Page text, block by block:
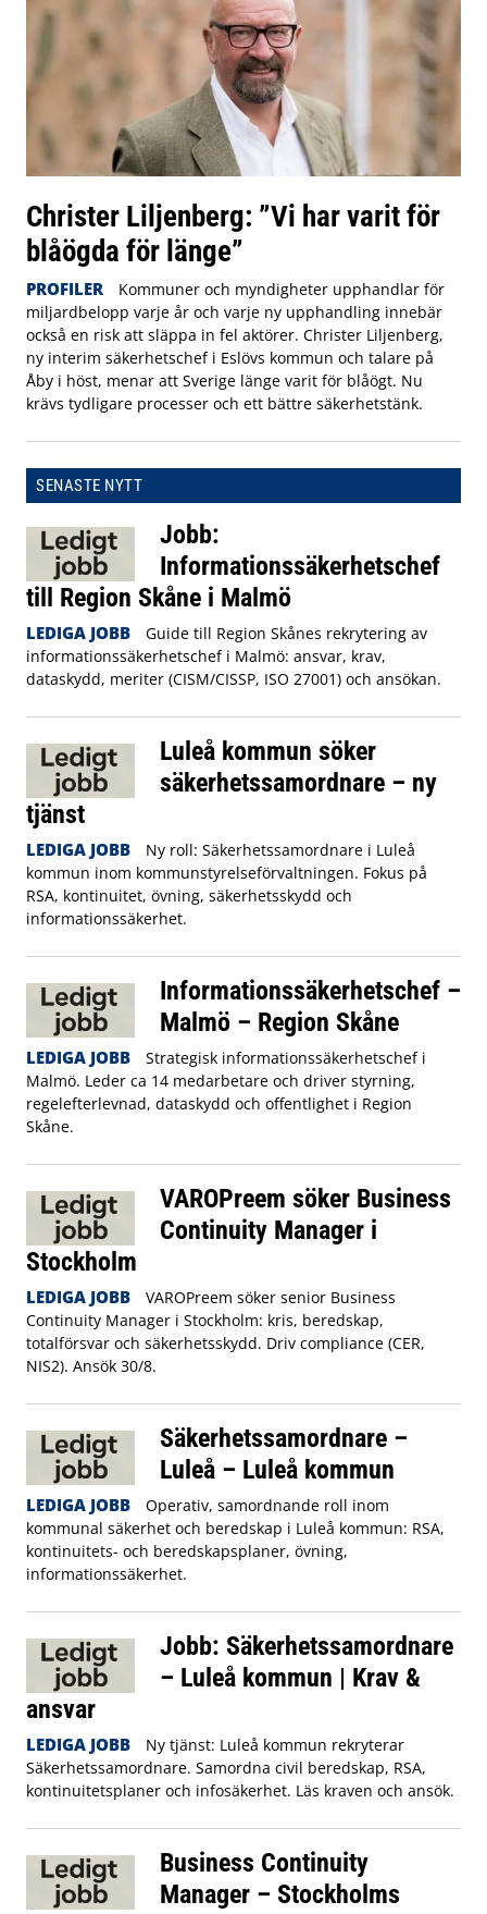
Christer Liljenberg: ”Vi har varit för
blåögda för länge”
PROFILER
Kommuner och myndigheter upphandlar för
miljardbelopp varje år och varje ny upphandling innebär
också en risk att släppa in fel aktörer. Christer Liljenberg,
ny interim säkerhetschef i Eslövs kommun och talare på
Åby i höst, menar att Sverige länge varit för blåögt. Nu
krävs tydligare processer och ett bättre säkerhetstänk.
SENASTE NYTT
Jobb:
Informationssäkerhetschef
till Region Skåne i Malmö
LEDIGA JOBB
Guide till Region Skånes rekrytering av
informationssäkerhetschef i Malmö: ansvar, krav,
dataskydd, meriter (CISM/CISSP, ISO 27001) och ansökan.
Luleå kommun söker
säkerhetssamordnare – ny
tjänst
LEDIGA JOBB
Ny roll: Säkerhetssamordnare i Luleå
kommun inom kommunstyrelseförvaltningen. Fokus på
RSA, kontinuitet, övning, säkerhetsskydd och
informationssäkerhet.
Informationssäkerhetschef –
Malmö – Region Skåne
LEDIGA JOBB
Strategisk informationssäkerhetschef i
Malmö. Leder ca 14 medarbetare och driver styrning,
regelefterlevnad, dataskydd och offentlighet i Region
Skåne.
VAROPreem söker Business
Continuity Manager i
Stockholm
LEDIGA JOBB
VAROPreem söker senior Business
Continuity Manager i Stockholm: kris, beredskap,
totalförsvar och säkerhetsskydd. Driv compliance (CER,
NIS2). Ansök 30/8.
Säkerhetssamordnare –
Luleå – Luleå kommun
LEDIGA JOBB
Operativ, samordnande roll inom
kommunal säkerhet och beredskap i Luleå kommun: RSA,
kontinuitets- och beredskapsplaner, övning,
informationssäkerhet.
Jobb: Säkerhetssamordnare
– Luleå kommun | Krav &
ansvar
LEDIGA JOBB
Ny tjänst: Luleå kommun rekryterar
Säkerhetssamordnare. Samordna civil beredskap, RSA,
kontinuitetsplaner och infosäkerhet. Läs kraven och ansök.
Business Continuity
Manager – Stockholms